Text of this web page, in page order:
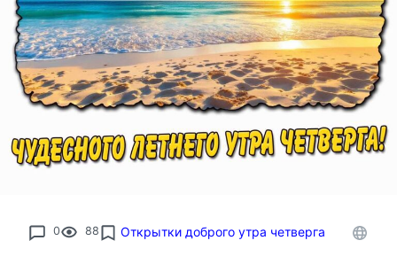
0 88 Открытки доброго утра четверга